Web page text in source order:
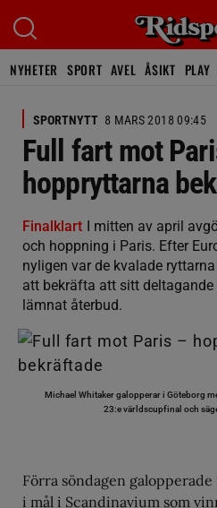
NYHETER SPORT AVEL ÅSIKT PLAY
SPORTNYTT 8 MARS 2018 09:45
Full fart mot
hoppryttarna
Finalklart I mitten av april
och hoppning i Paris. Efter
nyligen var de kvalade
att bekräfta att sitt
lämnat återbud.
Michael Whitaker galopperar i Göteborg
23:e världscupfinal och
Förra söndagen
i mål i Scandinavium som